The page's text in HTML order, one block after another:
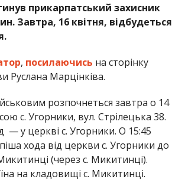
прикарпатський захисник
Завтра, 16 квітня, відбудеться
, посилаючись на сторінку
Руслана Марцінківа.
розпочнеться завтра о 14
с. Угорники, вул. Стрілецька 38.
— у церкві с. Угорники. О 15:45
хода від церкви с. Угорники до
(через с. Микитинці).
на кладовищі с. Микитинці.